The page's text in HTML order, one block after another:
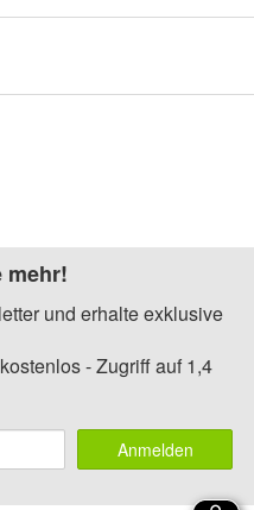
mehr!
und erhalte exklusive
- Zugriff auf 1,4
Anmelden